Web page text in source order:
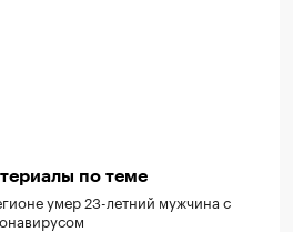
по теме
умер 23-летний мужчина с